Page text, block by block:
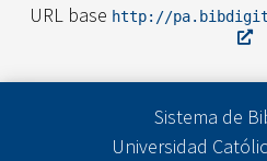
URL base http://
Sistema de
Universidad